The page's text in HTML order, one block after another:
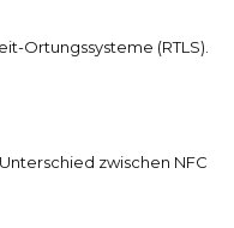
Ortungssysteme (RTLS).
zwischen NFC